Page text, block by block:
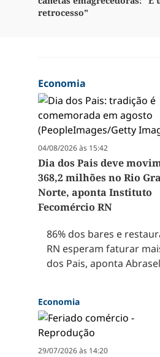
retrocesso"
Economia
04/08/2026 às 15:42
Dia dos Pais deve
368,2 milhões no Rio
Norte, aponta Instituto
Fecomércio RN
86% dos bares e
RN esperam faturar
dos Pais, aponta Abrasel
Economia
29/07/2026 às 14:20